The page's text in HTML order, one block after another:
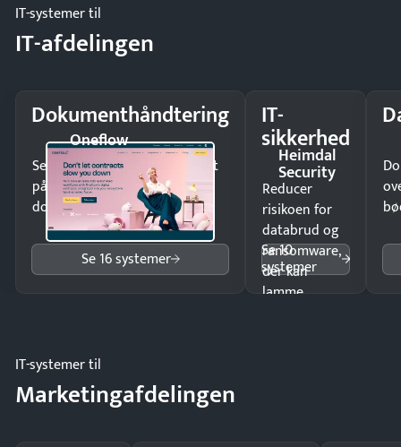
IT-systemer til
IT-afdelingen
Dokumenthåndtering
Oneflow
Send kontrakter til underskrift
på minutter og mist ingen
dokumenter.
Se 16 systemer
IT-
sikkerhed
Heimdal
Security
Reducer
risikoen for
databrud og
ransomware,
der kan
lamme
Se 10
systemer
IT-systemer til
Marketingafdelingen